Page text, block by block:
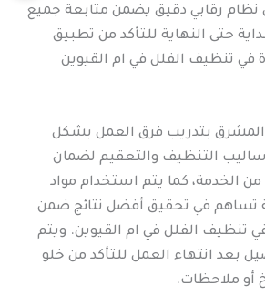
نظام رقابي دقيق يضمن متابعة جميع
حتى النهاية للتأكد من تطبيق
في تنظيف الفلل في ام القيوين
بتدريب فرق العمل بشكل
التنظيف والتعقيم لضمان
الخدمة، كما يتم استخدام مواد
تساهم في تحقيق أفضل نتائج ضمن
تنظيف الفلل في ام القيوين. ويتم
بعد انتهاء العمل للتأكد من خلو
أو ملاحظات.